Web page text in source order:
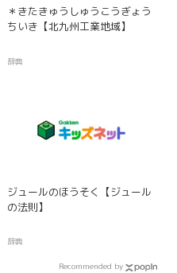
＊きたきゅうしゅうこうぎょう
ちいき【北九州工業地域】
辞典
ジュールのほうそく【ジュール
の法則】
辞典
Recommended by